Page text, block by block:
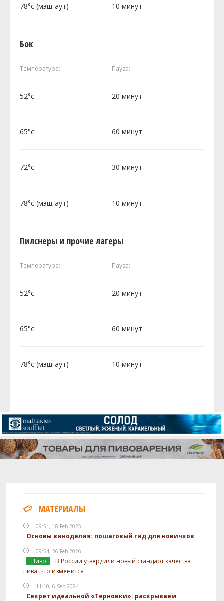
78°c (мэш-аут) 10 минут
Бок
Температура: Пауза:
52°c 20 минут
65°c 60 минут
72°c 30 минут
78°c (мэш-аут) 10 минут
Пилснеры и прочие лагеры
Температура: Пауза:
52°c 20 минут
65°c 60 минут
78°c (мэш-аут) 10 минут
МАТЕРИАЛЫ
09:51, 18 Feb 2025
Основы виноделия: пошаговый гид для новичков
09:54, 26 Feb 2026
Пиво
В России утвердили новый стандарт качества
пива: что изменится
11:10, 6 Sep 2024
Секрет идеальной «Терновки»: раскрываем